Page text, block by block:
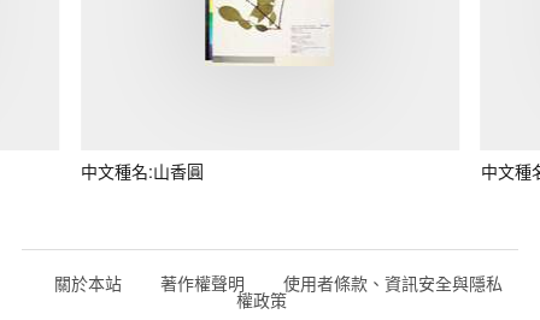
中文種名:山香圓 中文種
關於本站 著作權聲明 使用者條款、資訊安全與隱私
權政策